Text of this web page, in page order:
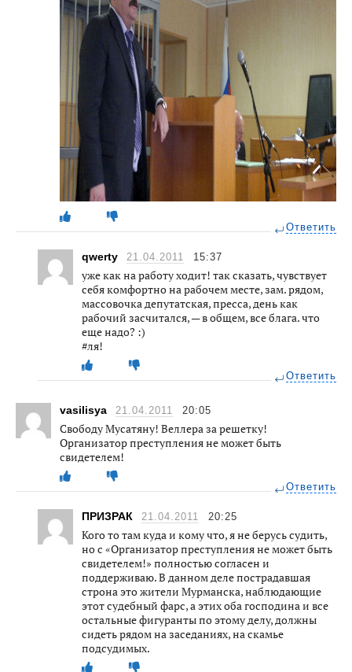
Ответить
qwerty 21.04.2011 15:37
уже как на работу ходит! так сказать, чувствует
себя комфортно на рабочем месте, зам. рядом,
массовочка депутатская, пресса, день как
рабочий засчитался, — в общем, все блага. что
еще надо? :)
#ля!
Ответить
vasilisya 21.04.2011 20:05
Свободу Мусатяну! Веллера за решетку!
Организатор преступления не может быть
свидетелем!
Ответить
ПРИЗРАК 21.04.2011 20:25
Кого то там куда и кому что, я не берусь судить,
но с «Организатор преступления не может быть
свидетелем!» полностью согласен и
поддерживаю. В данном деле пострадавшая
строна это жители Мурманска, наблюдающие
этот судебный фарс, а этих оба господина и все
остальные фигуранты по этому делу, должны
сидеть рядом на заседаниях, на скамье
подсудимых.